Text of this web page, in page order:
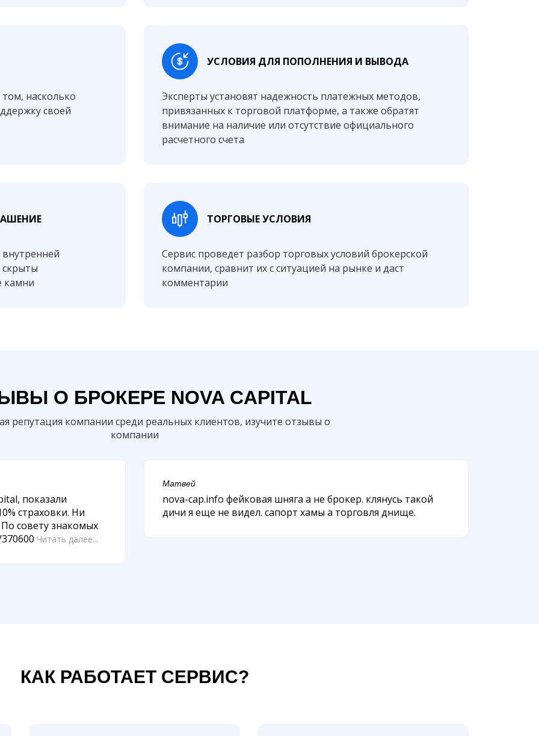
насколько
своей
УСЛОВИЯ ДЛЯ ПОПОЛНЕНИЯ И ВЫВОДА
Эксперты установят надежность платежных методов,
привязанных к торговой платформе, а также обратят
внимание на наличие или отсутствие официального
расчетного счета
камни
ТОРГОВЫЕ УСЛОВИЯ
Сервис проведет разбор торговых условий брокерской
компании, сравнит их с ситуацией на рынке и даст
комментарии
О БРОКЕРЕ NOVA CAPITAL
репутация компании среди реальных клиентов, изучите отзывы о
компании
показали
страховки. Ни
совету знакомых
Читать далее...
Матвей
nova-cap.info фейковая шняга а не брокер. клянусь такой
дичи я еще не видел. сапорт хамы а торговля днище.
КАК РАБОТАЕТ СЕРВИС?